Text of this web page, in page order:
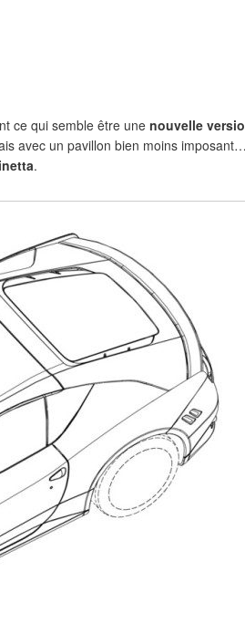
ce qui semble être une nouvelle
avec un pavillon bien moins imposant…
.